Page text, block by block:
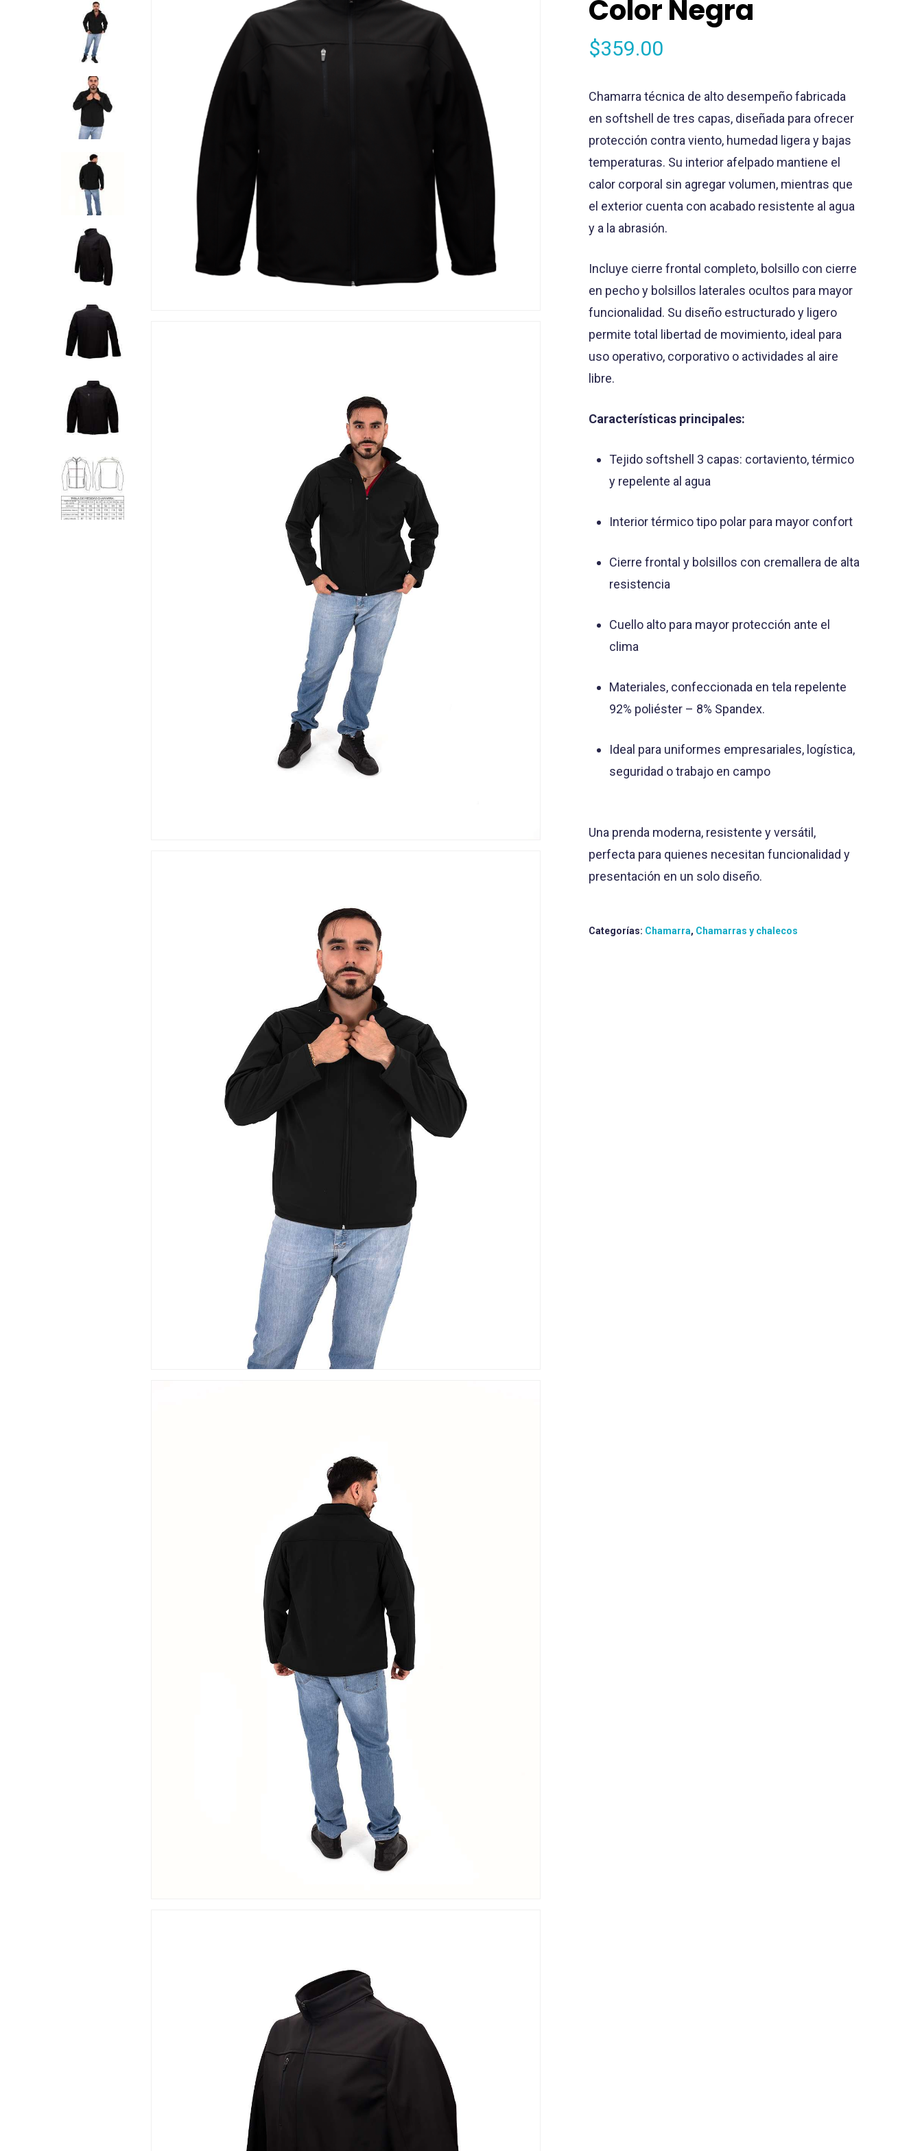
Color Negra
$359.00
Chamarra técnica de alto desempeño fabricada
en softshell de tres capas, diseñada para ofrecer
protección contra viento, humedad ligera y bajas
temperaturas. Su interior afelpado mantiene el
calor corporal sin agregar volumen, mientras que
el exterior cuenta con acabado resistente al agua
y a la abrasión.
Incluye cierre frontal completo, bolsillo con cierre
en pecho y bolsillos laterales ocultos para mayor
funcionalidad. Su diseño estructurado y ligero
permite total libertad de movimiento, ideal para
uso operativo, corporativo o actividades al aire
libre.
Características principales:
Tejido softshell 3 capas: cortaviento, térmico
y repelente al agua
Interior térmico tipo polar para mayor confort
Cierre frontal y bolsillos con cremallera de alta
resistencia
Cuello alto para mayor protección ante el
clima
Materiales, confeccionada en tela repelente
92% poliéster – 8% Spandex.
Ideal para uniformes empresariales, logística,
seguridad o trabajo en campo
Una prenda moderna, resistente y versátil,
perfecta para quienes necesitan funcionalidad y
presentación en un solo diseño.
Categorías: Chamarra, Chamarras y chalecos